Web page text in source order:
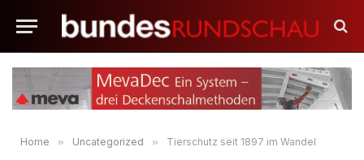
Home » Uncategorized » Tierschutz seit 1897 im Wandel